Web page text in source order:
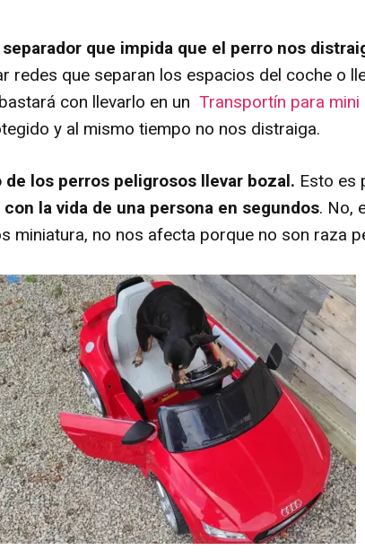
que impida que el perro nos
redes que separan los espacios del coche o
con llevarlo en un Transportín para mini
y al mismo tiempo no nos distraiga.
los perros peligrosos llevar bozal. Esto es
la vida de una persona en segundos. No,
miniatura, no nos afecta porque no son raza